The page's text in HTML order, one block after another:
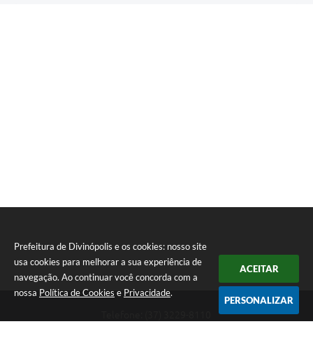
Prefeitura de Divinópolis e os cookies: nosso site
usa cookies para melhorar a sua experiência de
navegação. Ao continuar você concorda com a
nossa Política de Cookies e Privacidade.
ACEITAR
PERSONALIZAR